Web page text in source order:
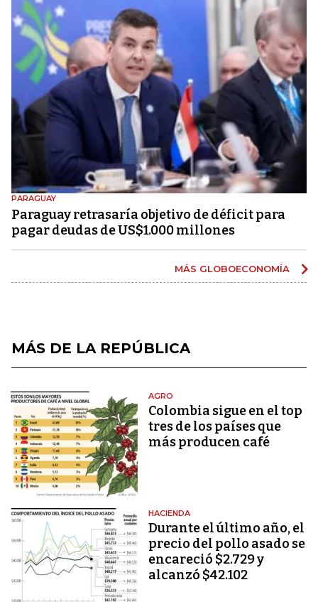
PARAGUAY
Paraguay retrasaría objetivo de déficit para
pagar deudas de US$1.000 millones
MÁS GLOBOECONOMÍA
MÁS DE LA REPÚBLICA
AGRO
Colombia sigue en el top
tres de los países que
más producen café
HACIENDA
Durante el último año, el
precio del pollo asado se
encareció $2.729 y
alcanzó $42.102